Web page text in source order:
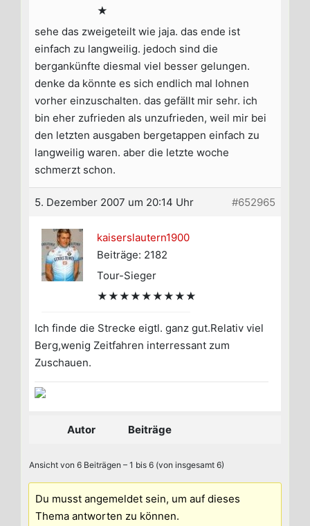
★
sehe das zweigeteilt wie jaja. das ende ist
einfach zu langweilig. jedoch sind die
bergankünfte diesmal viel besser gelungen.
denke da könnte es sich endlich mal lohnen
vorher einzuschalten. das gefällt mir sehr. ich
bin eher zufrieden als unzufrieden, weil mir bei
den letzten ausgaben bergetappen einfach zu
langweilig waren. aber die letzte woche
schmerzt schon.
5. Dezember 2007 um 20:14 Uhr #652965
kaiserslautern1900
Beiträge: 2182
Tour-Sieger
★★★★★★★★★
Ich finde die Strecke eigtl. ganz gut.Relativ viel
Berg,wenig Zeitfahren interressant zum
Zuschauen.
Autor Beiträge
Ansicht von 6 Beiträgen – 1 bis 6 (von insgesamt 6)
Du musst angemeldet sein, um auf dieses
Thema antworten zu können.